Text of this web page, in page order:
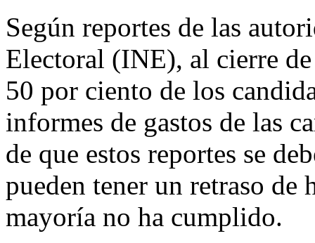
Según reportes de las
Electoral (INE), al cierre
50 por ciento de los
informes de gastos de las
de que estos reportes se
pueden tener un retraso de
mayoría no ha cumplido.